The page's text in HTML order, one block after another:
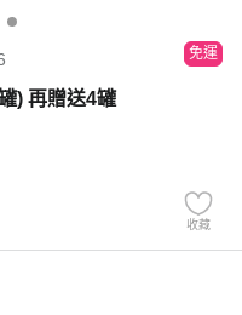
免運
) 再贈送4罐
收藏